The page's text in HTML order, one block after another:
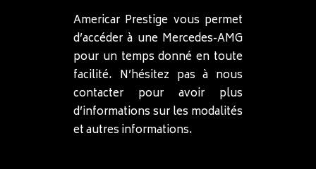
Americar Prestige vous permet
d’accéder à une Mercedes-AMG
pour un temps donné en toute
facilité. N’hésitez pas à nous
contacter pour avoir plus
d’informations sur les modalités
et autres informations.